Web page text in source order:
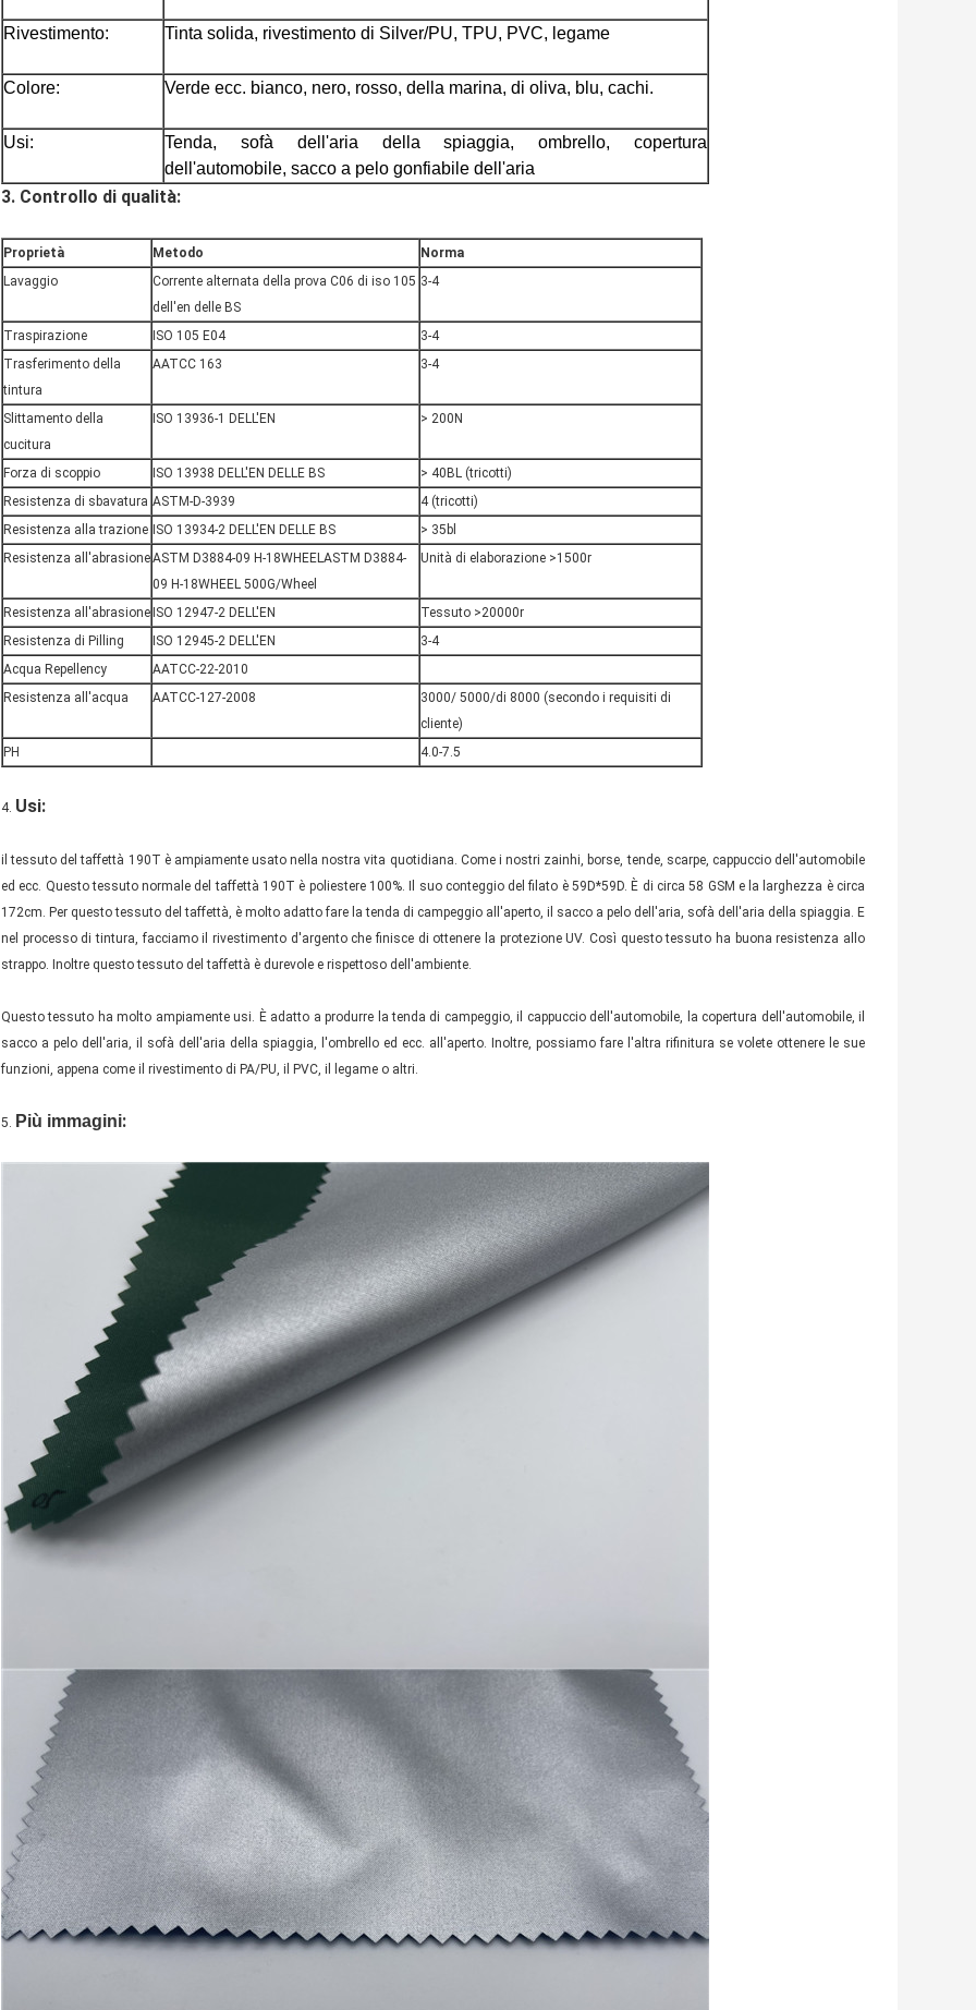
Rivestimento: Tinta solida, rivestimento di Silver/PU, TPU, PVC, legame
Colore: Verde ecc. bianco, nero, rosso, della marina, di oliva, blu, cachi.
Usi:
Tenda, sofà dell'aria della spiaggia, ombrello, copertura
dell'automobile, sacco a pelo gonfiabile dell'aria
3. Controllo di qualità:
Proprietà Metodo
Norma
Lavaggio
Corrente alternata della prova C06 di iso 105
dell'en delle BS
3-4
Traspirazione ISO 105 E04
3-4
Trasferimento della
tintura
AATCC 163 3-4
Slittamento della
cucitura
ISO 13936-1 DELL'EN > 200N
Forza di scoppio ISO 13938 DELL'EN DELLE BS
> 40BL (tricotti)
Resistenza di sbavatura ASTM-D-3939
4 (tricotti)
Resistenza alla trazione ISO 13934-2 DELL'EN DELLE BS
> 35bl
Resistenza all'abrasioneASTM D3884-09 H-18WHEELASTM D3884-
09 H-18WHEEL 500G/Wheel
Unità di elaborazione >1500r
Resistenza all'abrasione ISO 12947-2 DELL'EN
Tessuto >20000r
Resistenza di Pilling
ISO 12945-2 DELL'EN
3-4
Acqua Repellency
AATCC-22-2010
Resistenza all'acqua
AATCC-127-2008
3000/ 5000/di 8000 (secondo i requisiti di
cliente)
PH
4.0-7.5
4. Usi:
il tessuto del taffettà 190T è ampiamente usato nella nostra vita quotidiana. Come i nostri zainhi, borse, tende, scarpe, cappuccio dell'automobile
ed ecc. Questo tessuto normale del taffettà 190T è poliestere 100%. Il suo conteggio del filato è 59D*59D. È di circa 58 GSM e la larghezza è circa
172cm. Per questo tessuto del taffettà, è molto adatto fare la tenda di campeggio all'aperto, il sacco a pelo dell'aria, sofà dell'aria della spiaggia. E
nel processo di tintura, facciamo il rivestimento d'argento che finisce di ottenere la protezione UV. Così questo tessuto ha buona resistenza allo
strappo. Inoltre questo tessuto del taffettà è durevole e rispettoso dell'ambiente.
Questo tessuto ha molto ampiamente usi. È adatto a produrre la tenda di campeggio, il cappuccio dell'automobile, la copertura dell'automobile, il
sacco a pelo dell'aria, il sofà dell'aria della spiaggia, l'ombrello ed ecc. all'aperto. Inoltre, possiamo fare l'altra rifinitura se volete ottenere le sue
funzioni, appena come il rivestimento di PA/PU, il PVC, il legame o altri.
5. Più immagini: